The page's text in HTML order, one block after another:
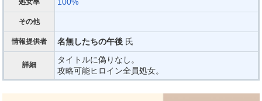
処女率
その他
情報提供者 名無したちの午後 氏
詳細
タイトルに偽りなし。
攻略可能ヒロイン全員処女。